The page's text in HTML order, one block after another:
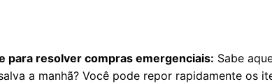
para resolver compras emergenciais: Sabe
a manhã? Você pode repor rapidamente os